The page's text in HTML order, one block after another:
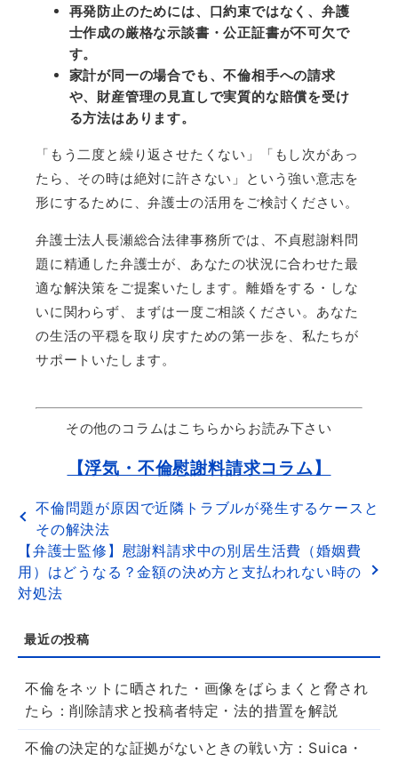
再発防止のためには、口約束ではなく、弁護
士作成の厳格な示談書・公正証書が不可欠で
す。
家計が同一の場合でも、不倫相手への請求
や、財産管理の見直しで実質的な賠償を受け
る方法はあります。
「もう二度と繰り返させたくない」「もし次があっ
たら、その時は絶対に許さない」という強い意志を
形にするために、弁護士の活用をご検討ください。
弁護士法人長瀬総合法律事務所では、不貞慰謝料問
題に精通した弁護士が、あなたの状況に合わせた最
適な解決策をご提案いたします。離婚をする・しな
いに関わらず、まずは一度ご相談ください。あなた
の生活の平穏を取り戻すための第一歩を、私たちが
サポートいたします。
その他のコラムはこちらからお読み下さい
【浮気・不倫慰謝料請求コラム】
不倫問題が原因で近隣トラブルが発生するケースと
その解決法
【弁護士監修】慰謝料請求中の別居生活費（婚姻費
用）はどうなる？金額の決め方と支払われない時の
対処法
不倫をネットに晒された・画像をばらまくと脅され
たら：削除請求と投稿者特定・法的措置を解説
不倫の決定的な証拠がないときの戦い方：Suica・